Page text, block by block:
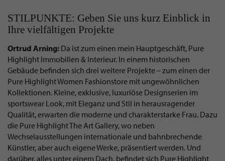
STILPUNKTE: Geben Sie uns kurz Einblick in
Ihre vielfältigen Projekte
Ortrud Arning: Da ist zum einen mein Hauptgeschäft, Pure
Highlight Immobilien & Interieur. In einem historischen
Gebäude befinden sich drei weitere Projekte – zum einen der
Pure Highlight Women Fashionstore mit ungewöhnlichen
Kollektionen. Kleine, exklusive, luxuriöse Designserien im
sportswear Look, mit Eleganz und Stil in herausragender
Qualität, erwarten die moderne und charakterstarke Frau. Dazu
die Pure Highlight The Art Gallery, wo neben
Wechselausstellungen internationale und bahnbrechende
Künstler, aber auch eigene Werke, präsentiert werden. Und
darüber, alles unter einem Dach, befindet sich Pure Highlight